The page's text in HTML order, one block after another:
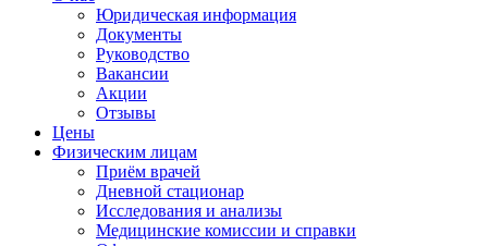
Юридическая информация
Документы
Руководство
Вакансии
Акции
Отзывы
Цены
Физическим лицам
Приём врачей
Дневной стационар
Исследования и анализы
Медицинские комиссии и справки